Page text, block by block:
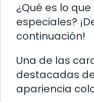
¿Qué es lo
especiales?
continuación!
Una de las
destacadas
apariencia